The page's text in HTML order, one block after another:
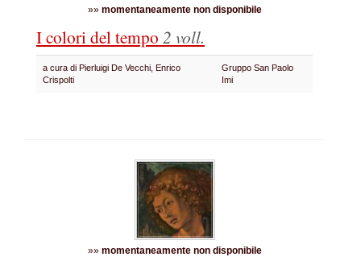
»» momentaneamente non disponibile
I colori del tempo 2 voll.
a cura di Pierluigi De Vecchi, Enrico
Crispolti
Gruppo San Paolo
Imi
»» momentaneamente non disponibile